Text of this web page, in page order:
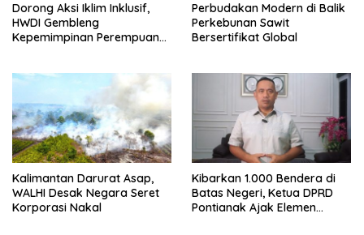
Dorong Aksi Iklim Inklusif,
HWDI Gembleng
Kepemimpinan Perempuan
Perbudakan Modern di Balik
Perkebunan Sawit
Bersertifikat Global
Kalimantan Darurat Asap,
WALHI Desak Negara Seret
Korporasi Nakal
Kibarkan 1.000 Bendera di
Batas Negeri, Ketua DPRD
Pontianak Ajak Elemen